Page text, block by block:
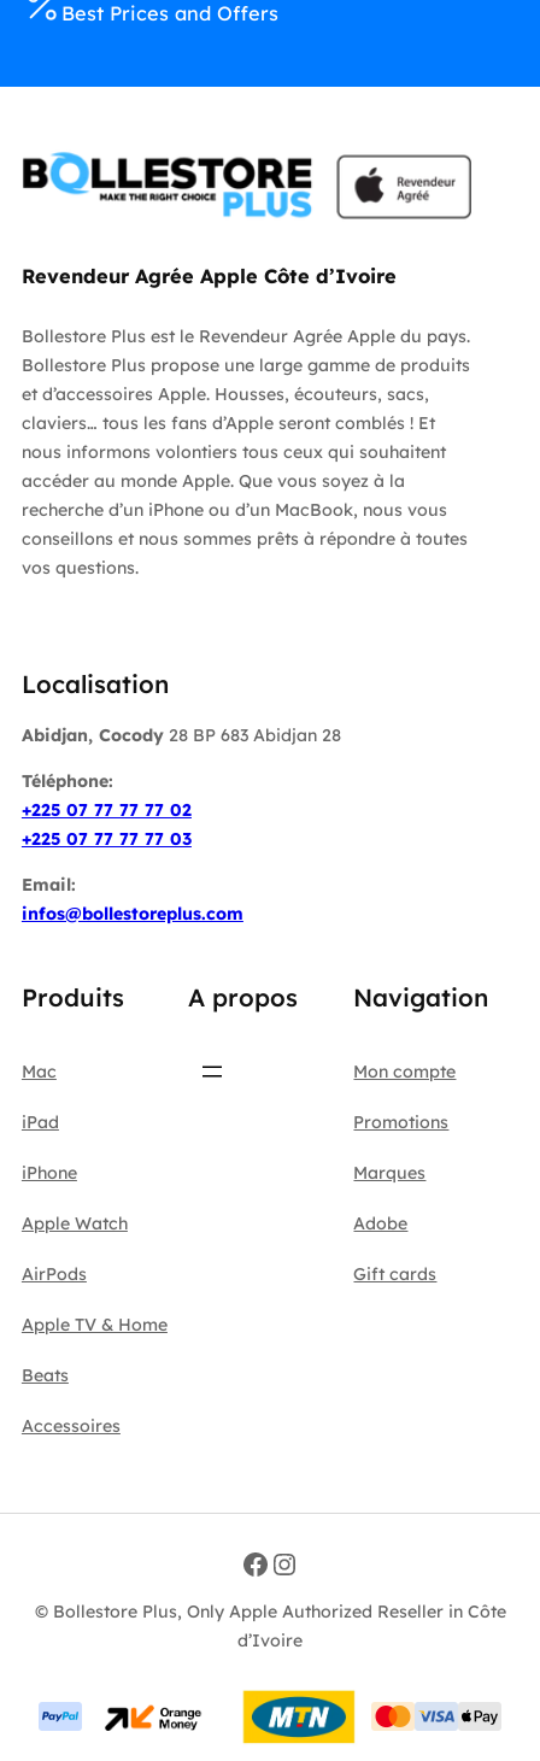
Best Prices and Offers
Revendeur Agrée Apple Côte d’Ivoire
Bollestore Plus est le Revendeur Agrée Apple du pays.
Bollestore Plus propose une large gamme de produits
et d’accessoires Apple. Housses, écouteurs, sacs,
claviers… tous les fans d’Apple seront comblés ! Et
nous informons volontiers tous ceux qui souhaitent
accéder au monde Apple. Que vous soyez à la
recherche d’un iPhone ou d’un MacBook, nous vous
conseillons et nous sommes prêts à répondre à toutes
vos questions.
Localisation
Abidjan, Cocody28 BP 683 Abidjan 28
Téléphone:
+225 07 77 77 77 02
+225 07 77 77 77 03
Email:
infos@bollestoreplus.com
Produits
Mac
iPad
iPhone
Apple Watch
AirPods
Apple TV & Home
Beats
Accessoires
A propos Navigation
Mon compte
Promotions
Marques
Adobe
Gift cards
Facebook Instagram
© Bollestore Plus, Only Apple Authorized Reseller in Côte
d’Ivoire